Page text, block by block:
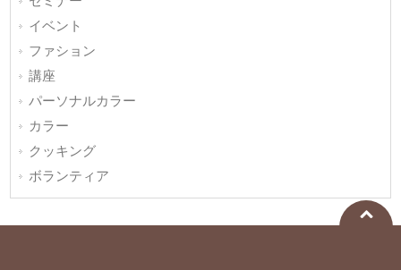
イベント
ファション
講座
パーソナルカラー
カラー
クッキング
ボランティア